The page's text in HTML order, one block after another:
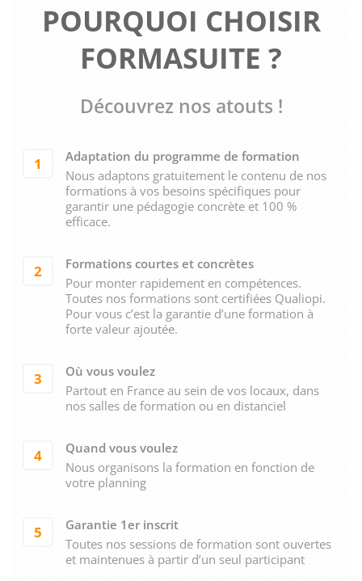
POURQUOI CHOISIR
FORMASUITE ?
Découvrez nos atouts !
1
Adaptation du programme de formation
Nous adaptons gratuitement le contenu de nos
formations à vos besoins spécifiques pour
garantir une pédagogie concrète et 100 %
efficace.
2
Formations courtes et concrètes
Pour monter rapidement en compétences.
Toutes nos formations sont certifiées Qualiopi.
Pour vous c’est la garantie d’une formation à
forte valeur ajoutée.
3
Où vous voulez
Partout en France au sein de vos locaux, dans
nos salles de formation ou en distanciel
4
Quand vous voulez
Nous organisons la formation en fonction de
votre planning
5
Garantie 1er inscrit
Toutes nos sessions de formation sont ouvertes
et maintenues à partir d’un seul participant